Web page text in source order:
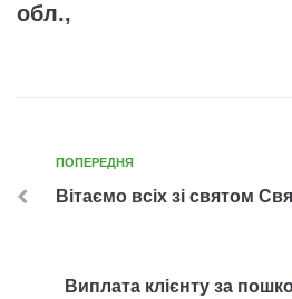
обл.,
ПОПЕРЕДНЯ
Вітаємо всіх зі святом
Виплата клієнту за